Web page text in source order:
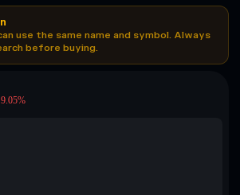
use the same name and symbol. Always
before buying.
9.05%